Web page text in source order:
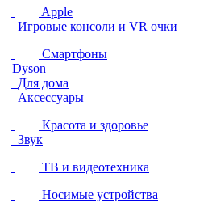
Apple
Игровые консоли и VR очки
Смартфоны
Dyson
Для дома
Аксессуары
Красота и здоровье
Звук
ТВ и видеотехника
Носимые устройства